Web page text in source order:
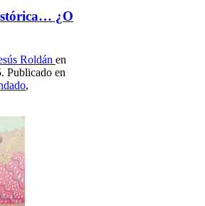
¿O
Roldán en
Publicado en
,